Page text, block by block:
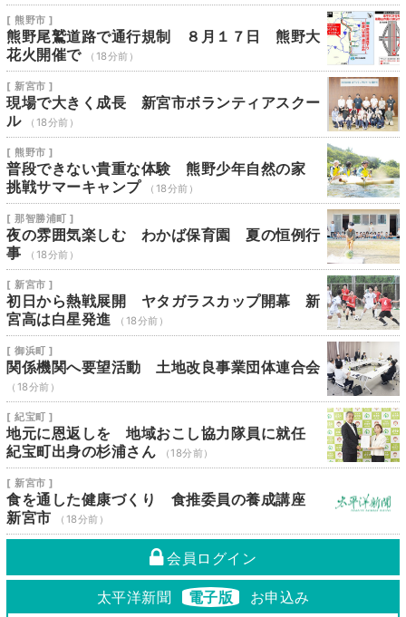
[ 熊野市 ]
熊野尾鷲道路で通行規制 ８月１７日 熊野大
花火開催で
（18分前）
[ 新宮市 ]
現場で大きく成長 新宮市ボランティアスクー
ル
（18分前）
[ 熊野市 ]
普段できない貴重な体験 熊野少年自然の家
挑戦サマーキャンプ
（18分前）
[ 那智勝浦町 ]
夜の雰囲気楽しむ わかば保育園 夏の恒例行
事
（18分前）
[ 新宮市 ]
初日から熱戦展開 ヤタガラスカップ開幕 新
宮高は白星発進
（18分前）
[ 御浜町 ]
関係機関へ要望活動 土地改良事業団体連合会
（18分前）
[ 紀宝町 ]
地元に恩返しを 地域おこし協力隊員に就任
紀宝町出身の杉浦さん
（18分前）
[ 新宮市 ]
食を通した健康づくり 食推委員の養成講座
新宮市
（18分前）
会員ログイン
太平洋新聞 電子版
お申込み